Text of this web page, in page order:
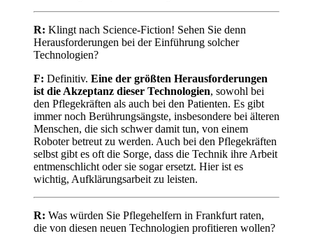
R: Klingt nach Science-Fiction! Sehen Sie denn
Herausforderungen bei der Einführung solcher
Technologien?
F: Definitiv. Eine der größten Herausforderungen
ist die Akzeptanz dieser Technologien, sowohl bei
den Pflegekräften als auch bei den Patienten. Es gibt
immer noch Berührungsängste, insbesondere bei älteren
Menschen, die sich schwer damit tun, von einem
Roboter betreut zu werden. Auch bei den Pflegekräften
selbst gibt es oft die Sorge, dass die Technik ihre Arbeit
entmenschlicht oder sie sogar ersetzt. Hier ist es
wichtig, Aufklärungsarbeit zu leisten.
R: Was würden Sie Pflegehelfern in Frankfurt raten,
die von diesen neuen Technologien profitieren wollen?